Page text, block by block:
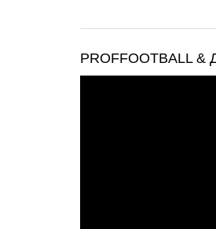
PROFFOOTBALL &